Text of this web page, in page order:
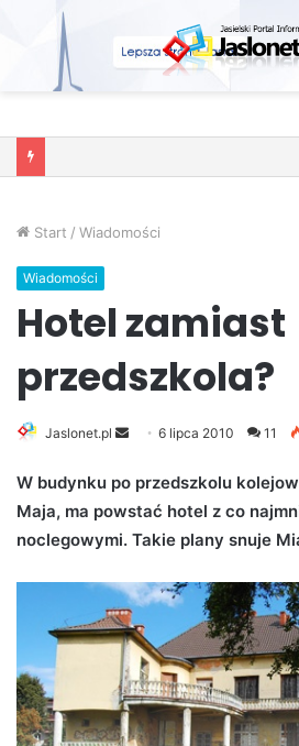
Start / Wiadomości
Wiadomości
Hotel zamiast
przedszkola?
Jaslonet.pl
n
d
a
e
m
a
i
l
6 lipca 2010 11
W budynku po przedszkolu
Maja, ma powstać hotel z co
noclegowymi. Takie plany snuje